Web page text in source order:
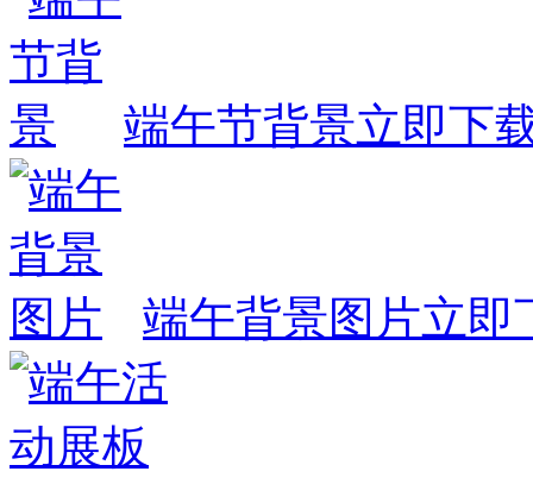
端午节背景立即下
端午背景图片立即